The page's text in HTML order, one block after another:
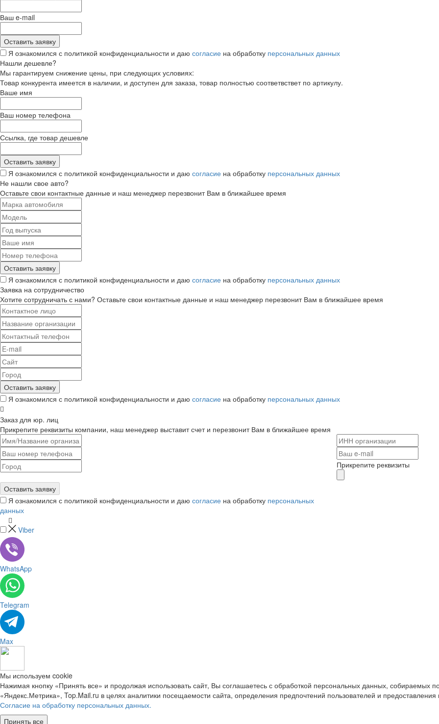
Ваш e-mail
Я ознакомился с политикой конфиденциальности и даю согласие на обработку персональных данных
Нашли дешевле?
Мы гарантируем снижение цены, при следующих условиях:
Товар конкурента имеется в наличии, и доступен для заказа, товар полностью соответвствет по артикулу.
Ваше имя
Ваш номер телефона
Ссылка, где товар дешевле
Я ознакомился с политикой конфиденциальности и даю согласие на обработку персональных данных
Не нашли свое авто?
Оставьте свои контактные данные и наш менеджер перезвонит Вам в ближайшее время
Я ознакомился с политикой конфиденциальности и даю согласие на обработку персональных данных
Заявка на сотрудничество
Хотите сотрудничать с нами? Оставьте свои контактные данные и наш менеджер перезвонит Вам в ближайшее время
Я ознакомился с политикой конфиденциальности и даю согласие на обработку персональных данных
Заказ для юр. лиц
Прикрепите реквизиты компании, наш менеджер выставит счет и перезвонит Вам в ближайшее время
Прикрепите реквизиты
Я ознакомился с политикой конфиденциальности и даю согласие на обработку персональных
данных
Viber
WhatsApp
Telegram
Max
Мы используем cookie
Нажимая кнопку «Принять все» и продолжая использовать сайт, Вы соглашаетесь с обработкой персональных данных, собираемых
«Яндекс.Метрика», Top.Mail.ru в целях аналитики посещаемости сайта, определения предпочтений пользователей и
Согласие на обработку персональных данных.
Принять все